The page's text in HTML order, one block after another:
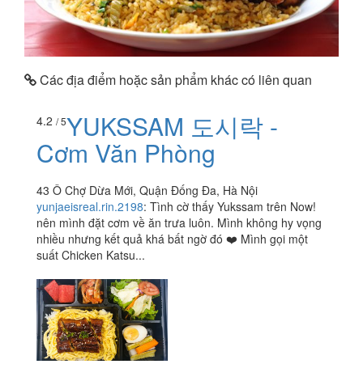
Các địa điểm hoặc sản phẩm khác có liên quan
4.2 / 5YUKSSAM 도시락 -
Cơm Văn Phòng
43 Ô Chợ Dừa Mới, Quận Đống Đa, Hà Nội
yunjaeisreal.rin.2198: Tình cờ thấy Yukssam trên Now!
nên mình đặt cơm về ăn trưa luôn. Mình không hy vọng
nhiều nhưng kết quả khá bất ngờ đó ❤️ Mình gọi một
suất Chicken Katsu...